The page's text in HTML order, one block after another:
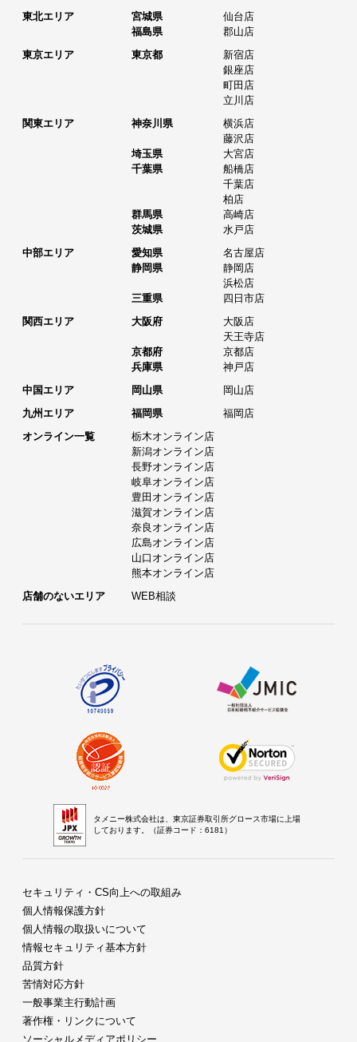
東北エリア
宮城県
仙台店
福島県
郡山店
東京エリア
東京都
新宿店
銀座店
町田店
立川店
関東エリア
神奈川県
横浜店
藤沢店
埼玉県
大宮店
千葉県
船橋店
千葉店
柏店
群馬県
高崎店
茨城県
水戸店
中部エリア
愛知県
名古屋店
静岡県
静岡店
浜松店
三重県
四日市店
関西エリア
大阪府
大阪店
天王寺店
京都府
京都店
兵庫県
神戸店
中国エリア
岡山県
岡山店
九州エリア
福岡県
福岡店
オンライン一覧
栃木オンライン店
新潟オンライン店
長野オンライン店
岐阜オンライン店
豊田オンライン店
滋賀オンライン店
奈良オンライン店
広島オンライン店
山口オンライン店
熊本オンライン店
店舗のないエリア
WEB相談
タメニー株式会社は、東京証券取引所グロース市場に上場
しております。（証券コード：6181）
セキュリティ・CS向上への取組み
個人情報保護方針
個人情報の取扱いについて
情報セキュリティ基本方針
品質方針
苦情対応方針
一般事業主行動計画
著作権・リンクについて
ソーシャルメディアポリシー